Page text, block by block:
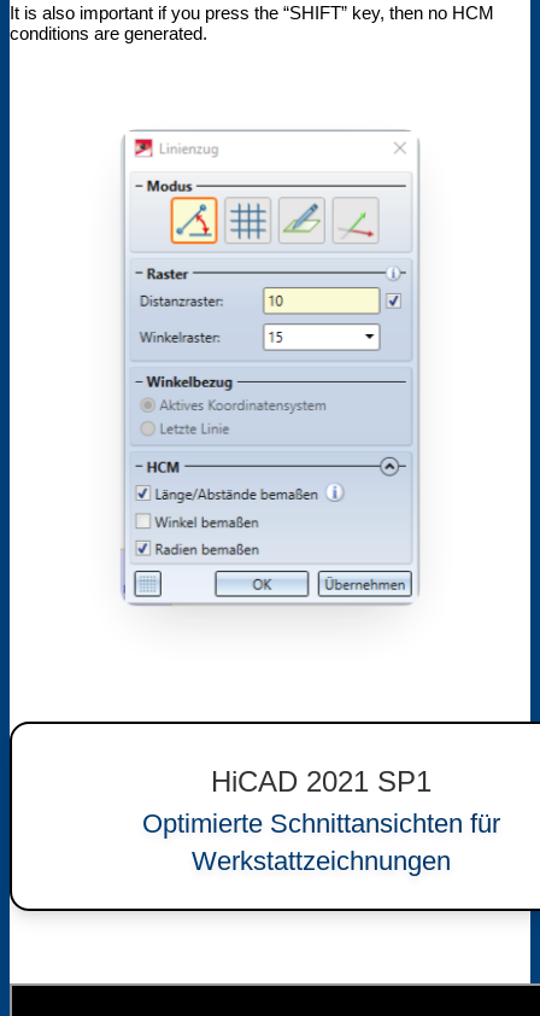
It is also important if you press the “SHIFT” key, then no HCM
conditions are generated.
HiCAD 2021 SP1
Optimierte Schnittansichten für
Werkstattzeichnungen